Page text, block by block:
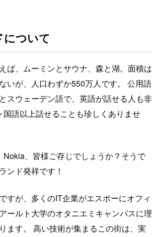
ついて
ば、ムーミンとサウナ、森と湖。面積は
いが、人口わずか550万人です。 公用語
スウェーデン語で、英語が話せる人も非
語以上話せることも珍しくありませ
Nokia、皆様ご存じでしょうか？そうで
ンド発祥です！
すが、多くのIT企業がエスポーにオフィ
ールト大学のオタニエミキャンパスに理
ます。 高い技術が集まるこの街は、実